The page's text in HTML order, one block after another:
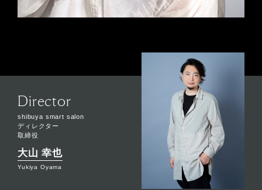
Director
shibuya smart salon
ディレクター
取締役
大山 幸也
Yukiya Oyama